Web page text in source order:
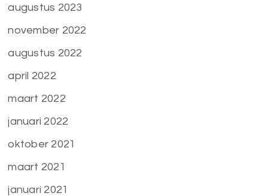
augustus 2023
november 2022
augustus 2022
april 2022
maart 2022
januari 2022
oktober 2021
maart 2021
januari 2021